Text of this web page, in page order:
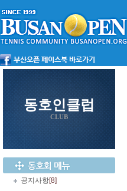
동호인클럽
CLUB
공지사항[8]